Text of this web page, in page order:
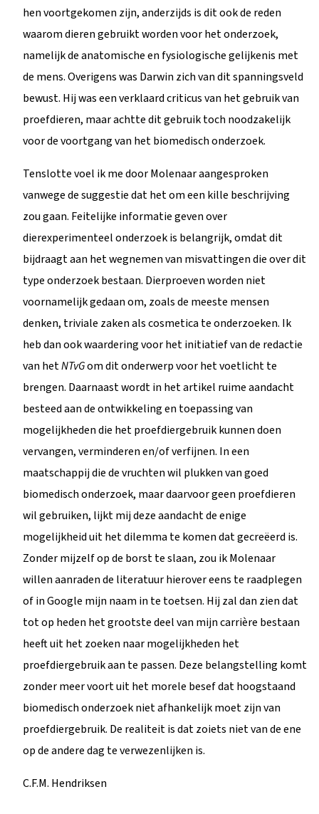
hen voortgekomen zijn, anderzijds is dit ook de reden
waarom dieren gebruikt worden voor het onderzoek,
namelijk de anatomische en fysiologische gelijkenis met
de mens. Overigens was Darwin zich van dit spanningsveld
bewust. Hij was een verklaard criticus van het gebruik van
proefdieren, maar achtte dit gebruik toch noodzakelijk
voor de voortgang van het biomedisch onderzoek.
Tenslotte voel ik me door Molenaar aangesproken
vanwege de suggestie dat het om een kille beschrijving
zou gaan. Feitelijke informatie geven over
dierexperimenteel onderzoek is belangrijk, omdat dit
bijdraagt aan het wegnemen van misvattingen die over dit
type onderzoek bestaan. Dierproeven worden niet
voornamelijk gedaan om, zoals de meeste mensen
denken, triviale zaken als cosmetica te onderzoeken. Ik
heb dan ook waardering voor het initiatief van de redactie
van hetNTvGom dit onderwerp voor het voetlicht te
brengen. Daarnaast wordt in het artikel ruime aandacht
besteed aan de ontwikkeling en toepassing van
mogelijkheden die het proefdiergebruik kunnen doen
vervangen, verminderen en/of verfijnen. In een
maatschappij die de vruchten wil plukken van goed
biomedisch onderzoek, maar daarvoor geen proefdieren
wil gebruiken, lijkt mij deze aandacht de enige
mogelijkheid uit het dilemma te komen dat gecreëerd is.
Zonder mijzelf op de borst te slaan, zou ik Molenaar
willen aanraden de literatuur hierover eens te raadplegen
of in Google mijn naam in te toetsen. Hij zal dan zien dat
tot op heden het grootste deel van mijn carrière bestaan
heeft uit het zoeken naar mogelijkheden het
proefdiergebruik aan te passen. Deze belangstelling komt
zonder meer voort uit het morele besef dat hoogstaand
biomedisch onderzoek niet afhankelijk moet zijn van
proefdiergebruik. De realiteit is dat zoiets niet van de ene
op de andere dag te verwezenlijken is.
C.F.M. Hendriksen